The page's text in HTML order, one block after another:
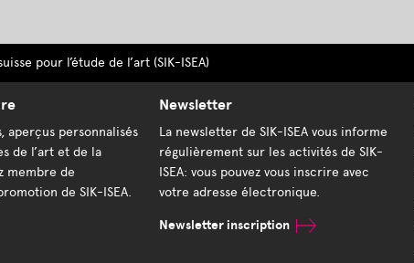
pour l’étude de l’art (SIK-ISEA)
aperçus personnalisés
de l’art et de la
membre de
de SIK-ISEA.
Newsletter
La newsletter de SIK-ISEA vous informe
régulièrement sur les activités de SIK-
ISEA: vous pouvez vous inscrire avec
votre adresse électronique.
Newsletter inscription